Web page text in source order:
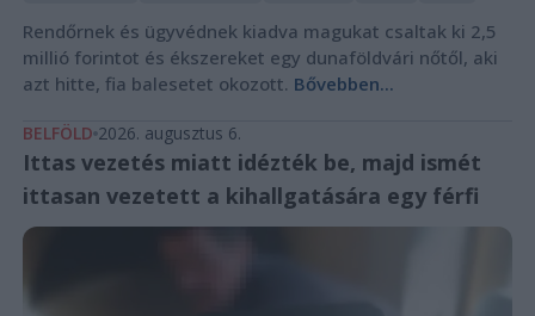
Rendőrnek és ügyvédnek kiadva magukat csaltak ki 2,5
millió forintot és ékszereket egy dunaföldvári nőtől, aki
azt hitte, fia balesetet okozott. Bővebben...
BELFÖLD 2026. augusztus 6.
Ittas vezetés miatt idézték be, majd ismét
ittasan vezetett a kihallgatására egy férfi